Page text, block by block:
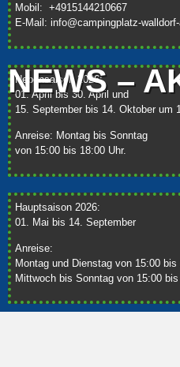
Mobil: +4915144210667
E-Mail: info@campingplatz-
Nebensaison 2026:
01. April bis 30. April und
15. September bis 14. Oktober um
Anreise: Montag bis Sonntag
von 15:00 bis 18:00 Uhr.
Hauptsaison 2026:
01. Mai bis 14. September
Anreise:
Montag und Dienstag von 15:00 bis
Mittwoch bis Sonntag von 15:00 bis
NEWS –